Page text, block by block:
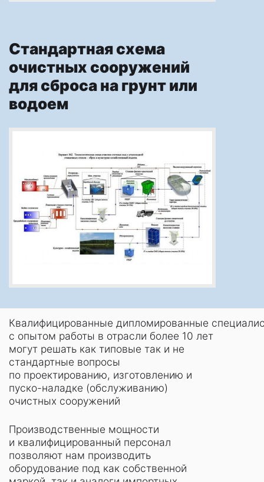
Стандартная схема
очистных сооружений
для сброса на грунт или
водоем
Квалифицированные дипломированные
с опытом работы в отрасли более 10 лет
могут решать как типовые так и не
стандартные вопросы
по проектированию, изготовлению и
пуско-наладке (обслуживанию)
очистных сооружений
Производственные мощности
и квалифицированный персонал
позволяют нам производить
оборудование под как собственной